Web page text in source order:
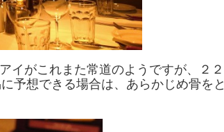
イがこれまた常道のようですが、２２
予想できる場合は、あらかじめ骨をと